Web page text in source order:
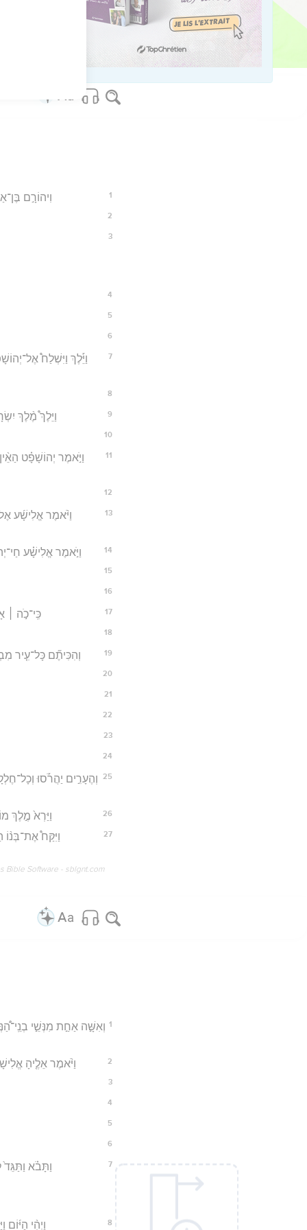
25
Software - sblgnt.com
1 וִיהוֹרָ֣ם
2
3
4
5
6
7
וַיֵּ֡לֶךְ וַיִּשְׁלַח֩
8
9 וַיֵּלֶךְ֩ מֶ֨לֶךְ
10
11
וַיֹּ֣אמֶר יְהוֹשָׁפָ֗ט
12
13
וַיֹּ֨אמֶר אֱלִישָׁ֜ע
14 וַיֹּ֣אמֶר אֱלִישָׁ֗ע
15
16
17 כִּֽי־כֹ֣ה ׀
18
19 וְהִכִּיתֶ֞ם כָּל־עִ֤יר
20
21
22
23
24
25
וְהֶעָרִ֣ים יַהֲרֹ֡סוּ
26 וַיַּרְא֙ מֶ֣לֶךְ
27 וַיִּקַּח֩ אֶת־בְּנ֨וֹ
Bible Software - sblgnt.com
1 וְאִשָּׁ֣ה אַחַ֣ת מִנְּשֵׁ֣י
2 וַיֹּ֨אמֶר אֵלֶ֤יהָ
3
4
5
6
7 וַתָּבֹ֗א וַתַּגֵּד֙
8 וַיְהִ֨י